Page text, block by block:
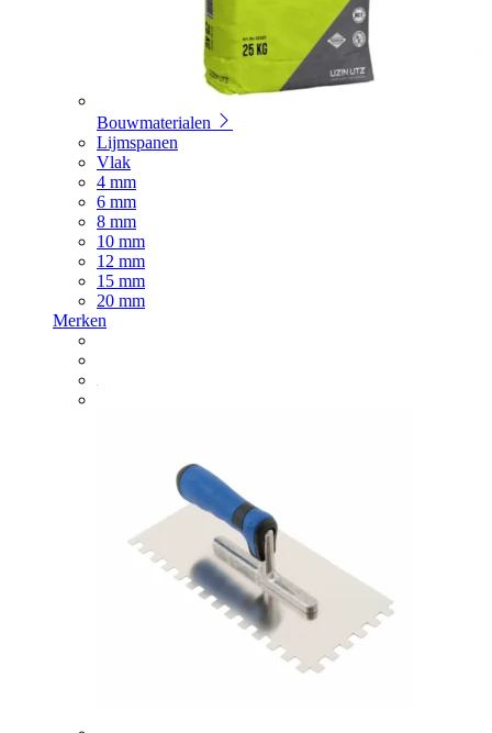
Bouwmaterialen
Lijmspanen
Vlak
4 mm
6 mm
8 mm
10 mm
12 mm
15 mm
20 mm
Merken